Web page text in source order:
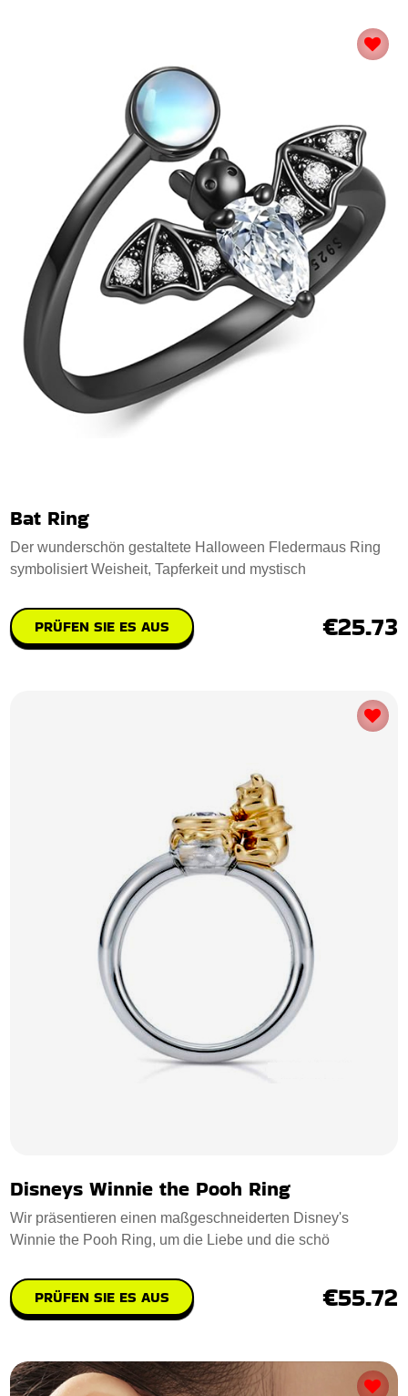
Bat Ring
Der wunderschön gestaltete Halloween Fledermaus Ring
symbolisiert Weisheit, Tapferkeit und mystisch
PRÜFEN SIE ES AUS €25.73
Disneys Winnie the Pooh Ring
Wir präsentieren einen maßgeschneiderten Disney's
Winnie the Pooh Ring, um die Liebe und die schö
PRÜFEN SIE ES AUS €55.72